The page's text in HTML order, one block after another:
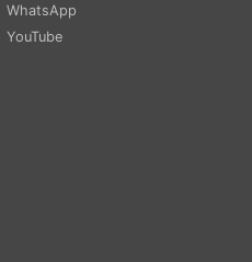
WhatsApp
YouTube